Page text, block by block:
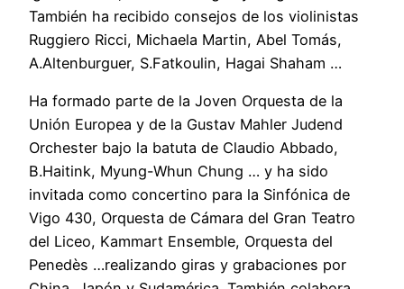
También ha recibido consejos de los violinistas
Ruggiero Ricci, Michaela Martin, Abel Tomás,
A.Altenburguer, S.Fatkoulin, Hagai Shaham …
Ha formado parte de la Joven Orquesta de la
Unión Europea y de la Gustav Mahler Judend
Orchester bajo la batuta de Claudio Abbado,
B.Haitink, Myung-Whun Chung … y ha sido
invitada como concertino para la Sinfónica de
Vigo 430, Orquesta de Cámara del Gran Teatro
del Liceo, Kammart Ensemble, Orquesta del
Penedès …realizando giras y grabaciones por